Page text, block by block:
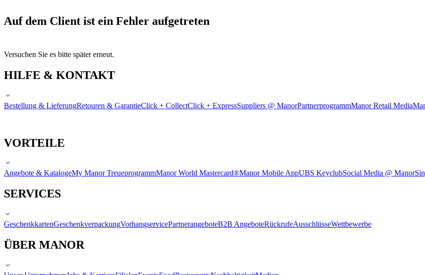
Auf dem Client ist ein Fehler aufgetreten
Versuchen Sie es bitte später erneut.
HILFE & KONTAKT
Bestellung & LieferungRetouren & GarantieClick + CollectClick + ExpressSuppliers @ ManorPartnerprogrammManor Retail Media
VORTEILE
Angebote & KatalogeMy Manor TreueprogrammManor World Mastercard®Manor Mobile AppUBS KeyclubSocial Media @ Manor
SERVICES
GeschenkkartenGeschenkverpackungVorhangservicePartnerangeboteB2B AngeboteRückrufeAusschlüsseWettbewerbe
ÜBER MANOR